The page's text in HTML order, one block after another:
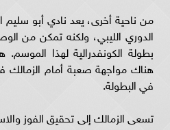
من ناحية أخرى، يعد نادي أبو سليم
الدوري الليبي، ولكنه تمكن من
بطولة الكونفدرالية لهذا
هناك مواجهة صعبة أمام الزمالك
في البطولة.
تسعى الزمالك إلى تحقيق الفوز